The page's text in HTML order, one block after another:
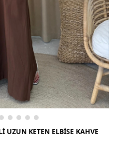
UZUN KETEN ELBİSE KAHVE